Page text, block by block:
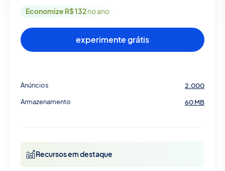
Economize R$ 132no ano
experimente grátis
Anúncios
2.000
Armazenamento
60 MB
Recursos em destaque